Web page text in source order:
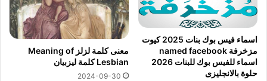
اسماء فيس بوك بنات 2025 كيوت
مزخرفة named facebook
اسماء للفيس بوك للبنات 2026
حلوة بالانجليزى
معنى كلمة لزلز Meaning of
Lesbian كلمة ليزبيان
2024-09-30